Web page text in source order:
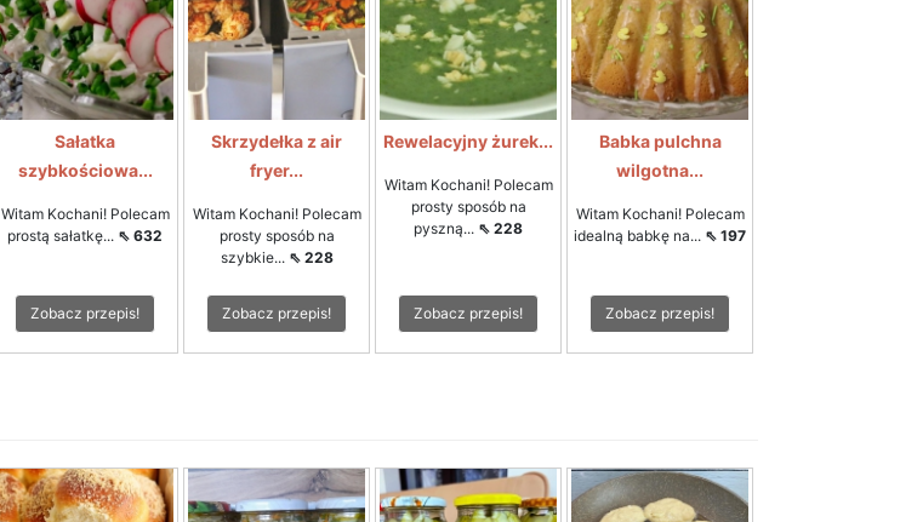
Sałatka
szybkościowa...
Witam Kochani! Polecam
prostą sałatkę... ⇖ 632
Zobacz przepis!
Skrzydełka z air
fryer...
Witam Kochani! Polecam
prosty sposób na
szybkie... ⇖ 228
Zobacz przepis!
Rewelacyjny żurek...
Witam Kochani! Polecam
prosty sposób na
pyszną... ⇖ 228
Zobacz przepis!
Babka pulchna
wilgotna...
Witam Kochani! Polecam
idealną babkę na... ⇖ 197
Zobacz przepis!